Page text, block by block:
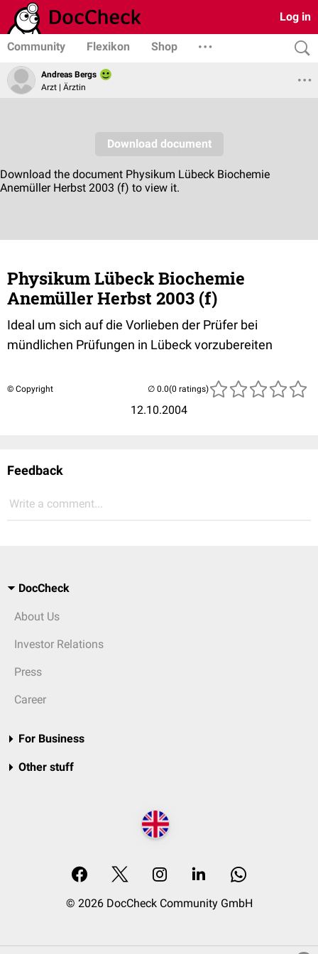
Log in
Community Flexikon Shop
Andreas Bergs
Arzt | Ärztin
Physikum Lübeck Biochemie
Anemüller Herbst 2003 (f)
Ideal um sich auf die Vorlieben der Prüfer bei
mündlichen Prüfungen in Lübeck vorzubereiten
© Copyright
12.10.2004
(0 ratings)
Feedback
Write a comment...
DocCheck
About Us
Investor Relations
Press
Career
For Business
Other stuff
© 2026 DocCheck Community GmbH